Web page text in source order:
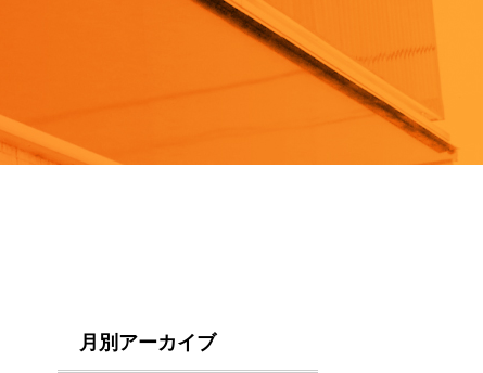
月別アーカイブ